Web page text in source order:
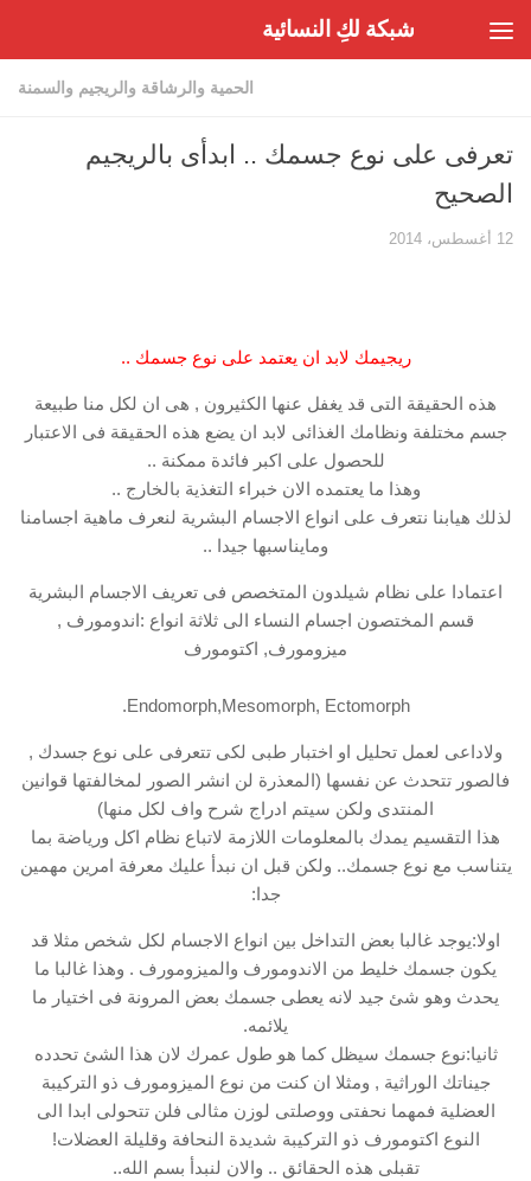
شبكة لكِ النسائية
الحمية والرشاقة والريجيم والسمنة
تعرفى على نوع جسمك .. ابدأى بالريجيم
الصحيح
12 أغسطس، 2014
ريجيمك لابد ان يعتمد على نوع جسمك ..
هذه الحقيقة التى قد يغفل عنها الكثيرون , هى ان لكل منا طبيعة
جسم مختلفة ونظامك الغذائى لابد ان يضع هذه الحقيقة فى الاعتبار
للحصول على اكبر فائدة ممكنة ..
وهذا ما يعتمده الان خبراء التغذية بالخارج ..
لذلك هيابنا نتعرف على انواع الاجسام البشرية لنعرف ماهية اجسامنا
ومايناسبها جيدا ..
اعتمادا على نظام شيلدون المتخصص فى تعريف الاجسام البشرية
قسم المختصون اجسام النساء الى ثلاثة انواع :اندومورف ,
ميزومورف, اكتومورف
Endomorph,Mesomorph, Ectomorph.
ولاداعى لعمل تحليل او اختبار طبى لكى تتعرفى على نوع جسدك ,
فالصور تتحدث عن نفسها (المعذرة لن انشر الصور لمخالفتها قوانين
المنتدى ولكن سيتم ادراج شرح واف لكل منها)
هذا التقسيم يمدك بالمعلومات اللازمة لاتباع نظام اكل ورياضة بما
يتناسب مع نوع جسمك.. ولكن قبل ان نبدأ عليك معرفة امرين مهمين
جدا:
اولا:يوجد غالبا بعض التداخل بين انواع الاجسام لكل شخص مثلا قد
يكون جسمك خليط من الاندومورف والميزومورف . وهذا غالبا ما
يحدث وهو شئ جيد لانه يعطى جسمك بعض المرونة فى اختيار ما
يلائمه.
ثانيا:نوع جسمك سيظل كما هو طول عمرك لان هذا الشئ تحدده
جيناتك الوراثية , ومثلا ان كنت من نوع الميزومورف ذو التركيبة
العضلية فمهما نحفتى ووصلتى لوزن مثالى فلن تتحولى ابدا الى
النوع اكتومورف ذو التركيبة شديدة النحافة وقليلة العضلات!
تقبلى هذه الحقائق .. والان لنبدأ بسم الله..